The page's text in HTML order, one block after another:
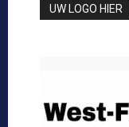
UW LOGO HIER